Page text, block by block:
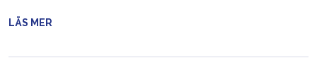
LÄS MER